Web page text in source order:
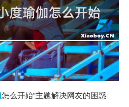
怎么开始”主题解决网友的困惑